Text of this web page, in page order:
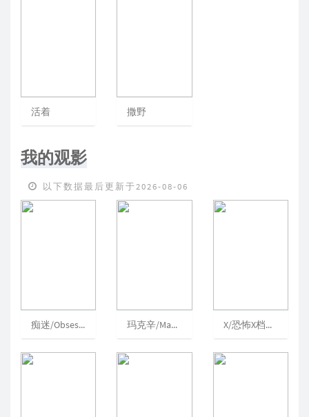
活着 撒野
我的观影
以下数据最后更新于2026-08-06
痴迷/Obsession/爱你致死不渝(港/台)/痴爱成魔 玛克辛/MaXXXine/麦克西恩/血腥玛辛(台/港) X/恐怖X档案(台)